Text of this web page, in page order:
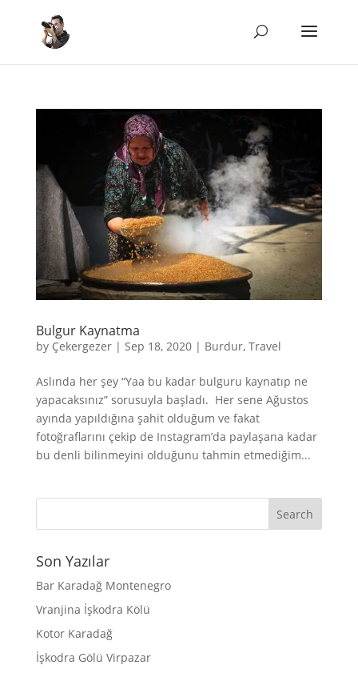
Bulgur Kaynatma
by Çekergezer| Sep 18, 2020| Burdur, Travel
Aslında her şey “Yaa bu kadar bulguru kaynatıp ne
yapacaksınız” sorusuyla başladı. Her sene Ağustos
ayında yapıldığına şahit olduğum ve fakat
fotoğraflarını çekip de Instagram’da paylaşana kadar
bu denli bilinmeyini olduğunu tahmin etmediğim...
Son Yazılar
Bar Karadağ Montenegro
Vranjina İşkodra Kölü
Kotor Karadağ
İşkodra Gölü Virpazar